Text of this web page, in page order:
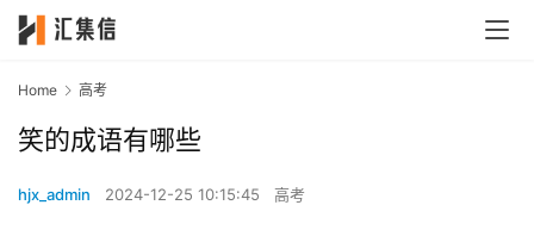
Home 高考
笑的成语有哪些
hjx_admin 2024-12-25 10:15:45 高考